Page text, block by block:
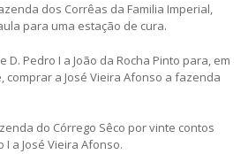
dos Corrêas da Familia Imperial,
para uma estação de cura.
D. Pedro I a João da Rocha Pinto para, em
comprar a José Vieira Afonso a fazenda
do Córrego Sêco por vinte contos
a José Vieira Afonso.